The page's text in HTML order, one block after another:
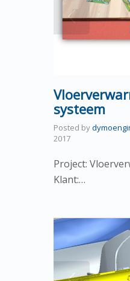
systeem
Posted by
2017
Project:
Klant:…